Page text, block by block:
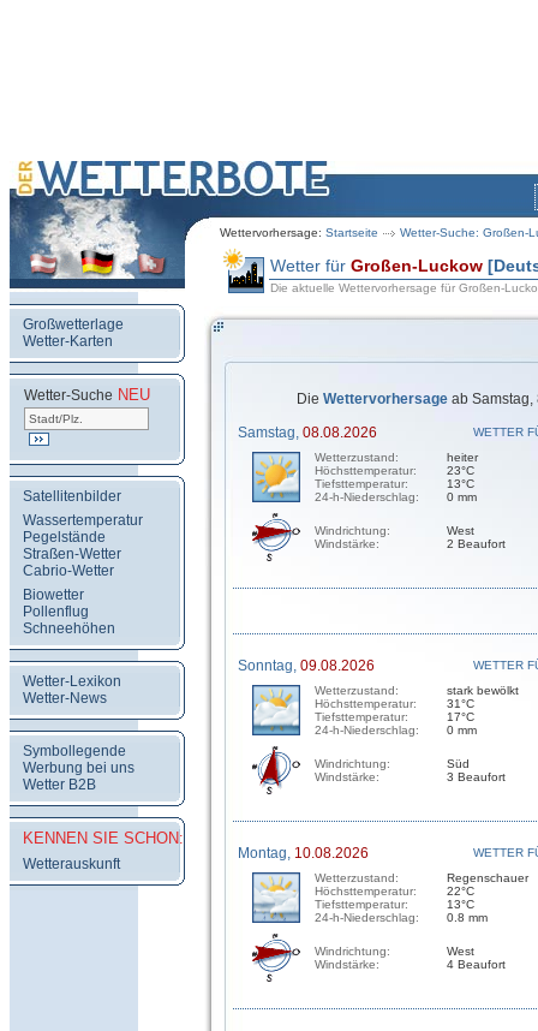
Wettervorhersage: Startseite Wetter-Suche: Großen-
Großwetterlage
Wetter-Karten
Wetter-Suche NEU
Satellitenbilder
Wassertemperatur
Pegelstände
Straßen-Wetter
Cabrio-Wetter
Biowetter
Pollenflug
Schneehöhen
Wetter-Lexikon
Wetter-News
Symbollegende
Werbung bei uns
Wetter B2B
KENNEN SIE SCHON:
Wetterauskunft
Wetter für Großen-Luckow
Die aktuelle Wettervorhersage für Großen-
Die Wettervorhersage ab Samstag,
Samstag, 08.08.2026
WETTER
Wetterzustand:
Höchsttemperatur:
Tiefsttemperatur:
24-h-Niederschlag:
heiter
23°C
13°C
0 mm
Windrichtung:
Windstärke:
West
2 Beaufort
Sonntag, 09.08.2026
WETTER
Wetterzustand:
Höchsttemperatur:
Tiefsttemperatur:
24-h-Niederschlag:
stark bewölkt
31°C
17°C
0 mm
Windrichtung:
Windstärke:
Süd
3 Beaufort
Montag, 10.08.2026
WETTER
Wetterzustand:
Höchsttemperatur:
Tiefsttemperatur:
24-h-Niederschlag:
Regenschauer
22°C
13°C
0.8 mm
Windrichtung:
Windstärke:
West
4 Beaufort